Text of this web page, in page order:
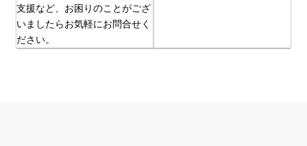
支援など、お困りのことがござ
いましたらお気軽にお問合せく
ださい。